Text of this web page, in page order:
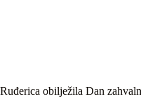
Ruđerica obilježila Dan